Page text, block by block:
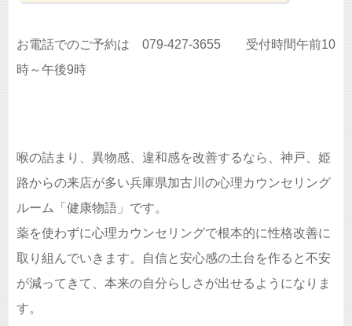
お電話でのご予約は 079-427-3655 受付時間午前10
時～午後9時
喉の詰まり、異物感、違和感を改善するなら、神戸、姫
路からの来店が多い兵庫県加古川の心理カウンセリング
ルーム「健康物語」です。
薬を使わずに心理カウンセリングで根本的に性格改善に
取り組んでいきます。自信と安心感の土台を作ると不安
が減ってきて、本来の自分らしさが出せるようになりま
す。